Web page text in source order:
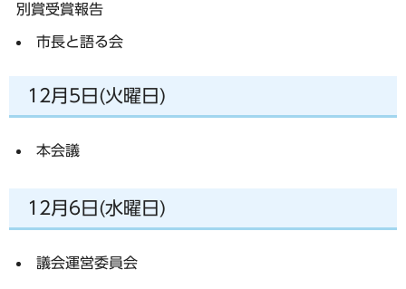
別賞受賞報告
市長と語る会
12月5日(火曜日)
本会議
12月6日(水曜日)
議会運営委員会